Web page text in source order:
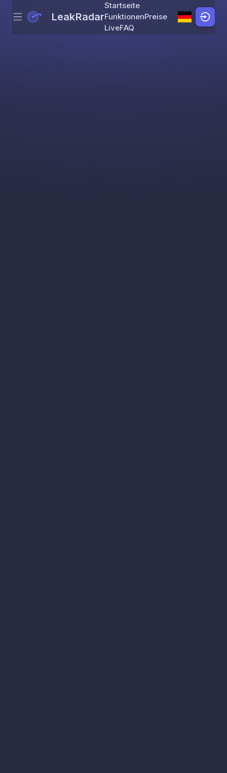
Skip to content
Menu LeakRadar
Startseite
FunktionenPreise
LiveFAQ